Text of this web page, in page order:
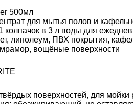
500мл
для мытья полов и
колпачок в 3 л воды для
линолеум, ПВХ покрытия,
вощёные поверхности
поверхностей, для мойки